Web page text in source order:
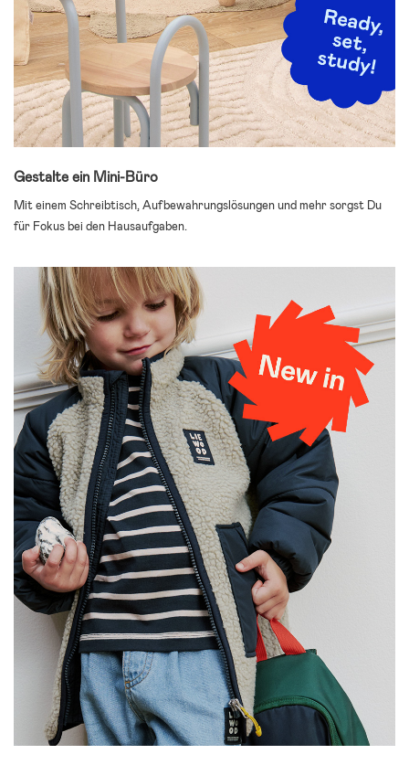
Gestalte ein Mini-Büro
Mit einem Schreibtisch, Aufbewahrungslösungen und mehr sorgst Du
für Fokus bei den Hausaufgaben.